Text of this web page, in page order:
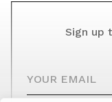
Sign up